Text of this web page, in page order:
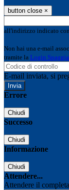
button close ×
all'indirizzo indicato
Non hai una e-mail
tramite la Login
E-mail inviata, si
Errore
Chiudi
Successo
Chiudi
Informazione
Chiudi
Attendere...
Attendere il